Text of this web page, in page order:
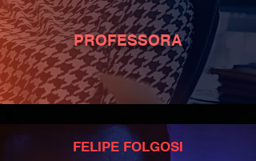
PROFESSORA
FELIPE FOLGOSI